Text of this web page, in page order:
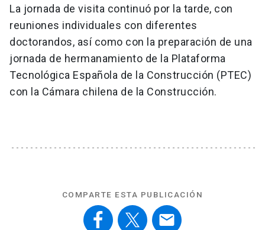
La jornada de visita continuó por la tarde, con
reuniones individuales con diferentes
doctorandos, así como con la preparación de una
jornada de hermanamiento de la Plataforma
Tecnológica Española de la Construcción (PTEC)
con la Cámara chilena de la Construcción.
COMPARTE ESTA PUBLICACIÓN
email